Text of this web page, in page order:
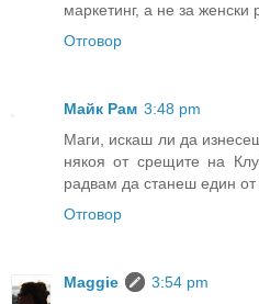
маркетинг, а не за женски
Отговор
Майк Рам 3:48 pm
Маги, искаш ли да
някоя от срещите на
радвам да станеш един
Отговор
Maggie
3:54 pm